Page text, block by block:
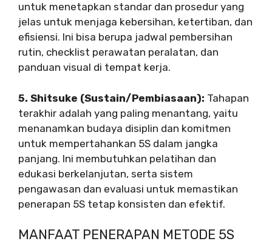
untuk menetapkan standar dan prosedur yang
jelas untuk menjaga kebersihan, ketertiban, dan
efisiensi. Ini bisa berupa jadwal pembersihan
rutin, checklist perawatan peralatan, dan
panduan visual di tempat kerja.
5. Shitsuke (Sustain/Pembiasaan): Tahapan
terakhir adalah yang paling menantang, yaitu
menanamkan budaya disiplin dan komitmen
untuk mempertahankan 5S dalam jangka
panjang. Ini membutuhkan pelatihan dan
edukasi berkelanjutan, serta sistem
pengawasan dan evaluasi untuk memastikan
penerapan 5S tetap konsisten dan efektif.
MANFAAT PENERAPAN METODE 5S